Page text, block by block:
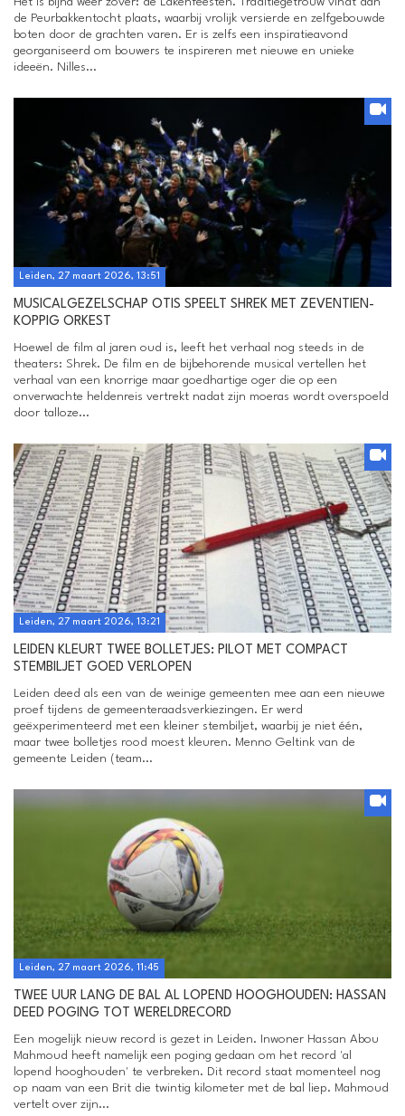
de Peurbakkentocht plaats, waarbij vrolijk versierde en zelfgebouwde
boten door de grachten varen. Er is zelfs een inspiratieavond
georganiseerd om bouwers te inspireren met nieuwe en unieke
ideeën. Nilles...
Leiden, 27 maart 2026, 13:51
MUSICALGEZELSCHAP OTIS SPEELT SHREK MET ZEVENTIEN-
KOPPIG ORKEST
Hoewel de film al jaren oud is, leeft het verhaal nog steeds in de
theaters: Shrek. De film en de bijbehorende musical vertellen het
verhaal van een knorrige maar goedhartige oger die op een
onverwachte heldenreis vertrekt nadat zijn moeras wordt overspoeld
door talloze...
Leiden, 27 maart 2026, 13:21
LEIDEN KLEURT TWEE BOLLETJES: PILOT MET COMPACT
STEMBILJET GOED VERLOPEN
Leiden deed als een van de weinige gemeenten mee aan een nieuwe
proef tijdens de gemeenteraadsverkiezingen. Er werd
geëxperimenteerd met een kleiner stembiljet, waarbij je niet één,
maar twee bolletjes rood moest kleuren. Menno Geltink van de
gemeente Leiden (team...
Leiden, 27 maart 2026, 11:45
TWEE UUR LANG DE BAL AL LOPEND HOOGHOUDEN: HASSAN
DEED POGING TOT WERELDRECORD
Een mogelijk nieuw record is gezet in Leiden. Inwoner Hassan Abou
Mahmoud heeft namelijk een poging gedaan om het record 'al
lopend hooghouden' te verbreken. Dit record staat momenteel nog
op naam van een Brit die twintig kilometer met de bal liep. Mahmoud
vertelt over zijn...